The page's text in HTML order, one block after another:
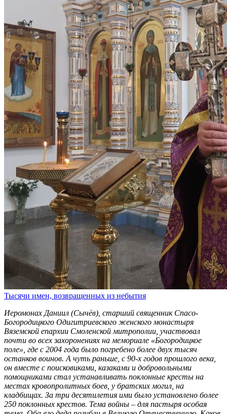
Тысячи имен, возвращенных из небытия
Иеромонах Даниил (Сычёв), старший священник Спасо-
Богородицкого Одигитриевского женского монастыря
Вяземской епархии Смоленской митрополии, участвовал
почти во всех захоронениях на мемориале «Богородицкое
поле», где с 2004 года было погребено более двух тысяч
останков воинов. А чуть раньше, с 90-х годов прошлого века,
он вместе с поисковиками, казаками и добровольными
помощниками стал устанавливать поклонные кресты на
местах кровопролитных боев, у братских могил, на
кладбищах. За три десятилетия ими было установлено более
250 поклонных крестов. Тема войны – для пастыря особая